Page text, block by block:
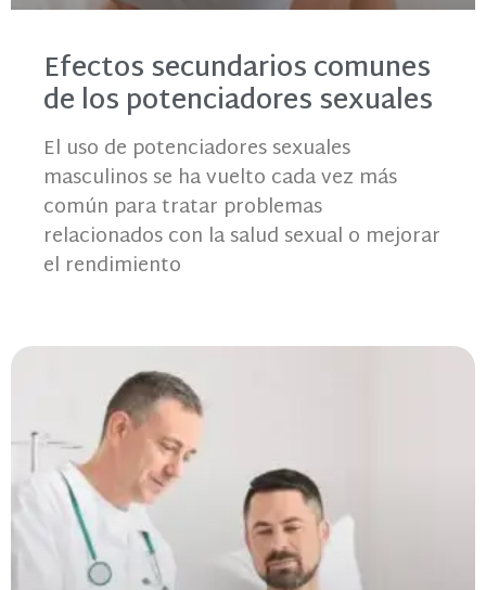
Efectos secundarios comunes
de los potenciadores sexuales
El uso de potenciadores sexuales
masculinos se ha vuelto cada vez más
común para tratar problemas
relacionados con la salud sexual o mejorar
el rendimiento